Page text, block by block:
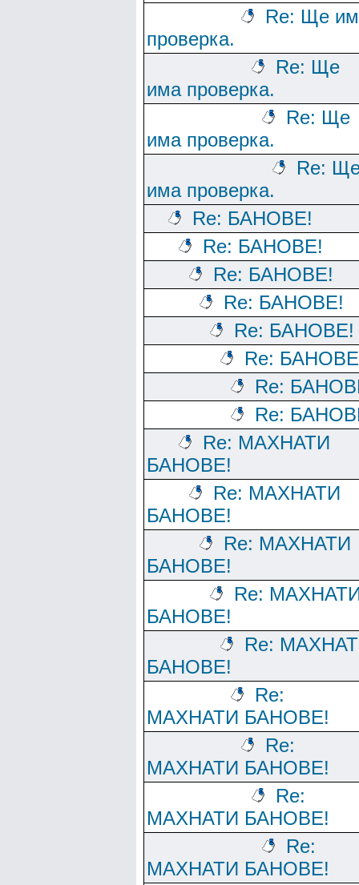
Re: Ще
проверка.
Re: Ще
има проверка.
Re: Ще
има проверка.
Re:
има проверка.
Re: БАНОВЕ!
Re: БАНОВЕ!
Re: БАНОВЕ!
Re: БАНОВЕ!
Re: БАНОВЕ!
Re:
Re:
Re:
Re: МАХНАТИ
БАНОВЕ!
Re: МАХНАТИ
БАНОВЕ!
Re: МАХНАТИ
БАНОВЕ!
Re:
БАНОВЕ!
Re:
БАНОВЕ!
Re:
МАХНАТИ БАНОВЕ!
Re:
МАХНАТИ БАНОВЕ!
Re:
МАХНАТИ БАНОВЕ!
Re:
МАХНАТИ БАНОВЕ!